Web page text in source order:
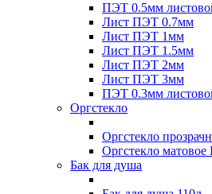
ПЭТ 0.5мм
Лист ПЭТ 0.7мм
Лист ПЭТ 1мм
Лист ПЭТ 1.5мм
Лист ПЭТ 2мм
Лист ПЭТ 3мм
ПЭТ 0.3мм
Оргстекло
Оргстекло
Оргстекло матовое
Бак для душа